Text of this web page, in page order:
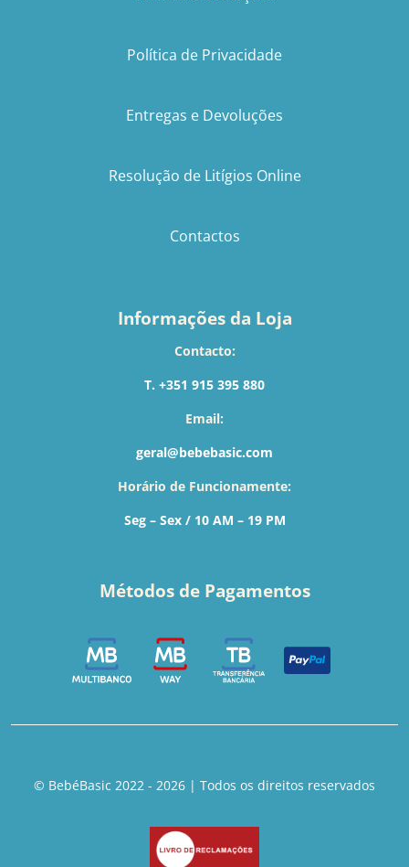
Política de Privacidade
Entregas e Devoluções
Resolução de Litígios Online
Contactos
Informações da Loja
Contacto:
T. +351 915 395 880
Email:
geral@bebebasic.com
Horário de Funcionamente:
Seg – Sex / 10 AM – 19 PM
Métodos de Pagamentos
© BebéBasic 2022 - 2026 | Todos os direitos reservados